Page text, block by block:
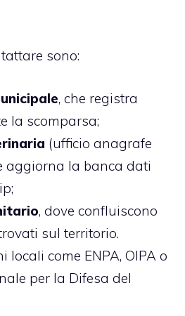
sono:
, che registra
la scomparsa;
(ufficio anagrafe
aggiorna la banca dati
, dove confluiscono
sul territorio.
locali come ENPA, OIPA o
per la Difesa del